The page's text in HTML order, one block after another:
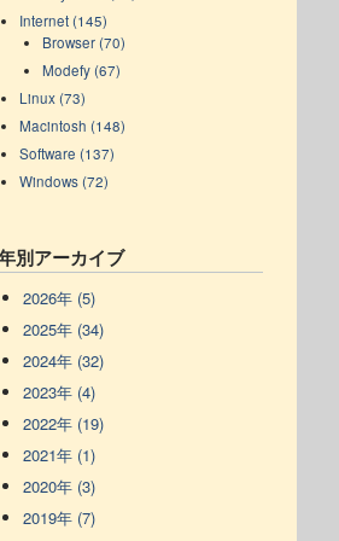
Internet (145)
Browser (70)
Modefy (67)
Linux (73)
Macintosh (148)
Software (137)
Windows (72)
別アーカイブ
2026年 (5)
2025年 (34)
2024年 (32)
2023年 (4)
2022年 (19)
2021年 (1)
2020年 (3)
2019年 (7)